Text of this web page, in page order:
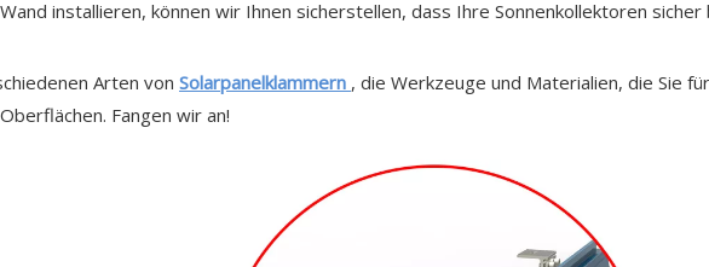
installieren, können wir Ihnen sicherstellen, dass Ihre Sonnenkollektoren
Arten von Solarpanelklammern , die Werkzeuge und Materialien, die Sie
Fangen wir an!